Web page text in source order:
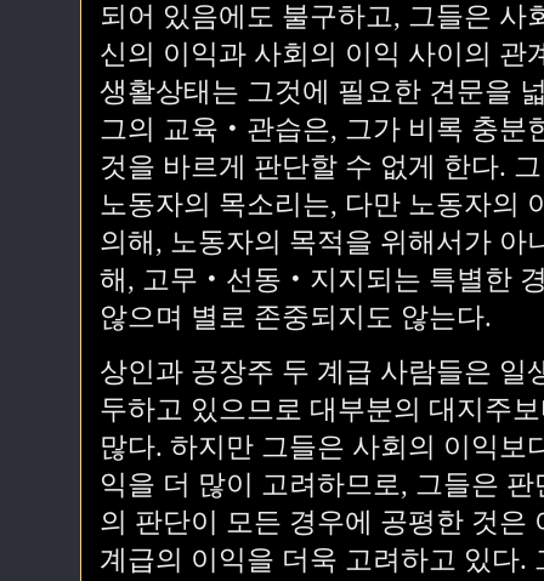
되어 있음에도 불구하고, 그들은 사
신의 이익과 사회의 이익 사이의 관
생활상태는 그것에 필요한 견문을
그의 교육‧관습은, 그가 비록 충분
것을 바르게 판단할 수 없게 한다.
노동자의 목소리는, 다만 노동자의
의해, 노동자의 목적을 위해서가 아
해, 고무‧선동‧지지되는 특별한
않으며 별로 존중되지도 않는다.
상인과 공장주 두 계급 사람들은
두하고 있으므로 대부분의 대지주
많다. 하지만 그들은 사회의 이익보
익을 더 많이 고려하므로, 그들은
의 판단이 모든 경우에 공평한 것은
계급의 이익을 더욱 고려하고 있다.